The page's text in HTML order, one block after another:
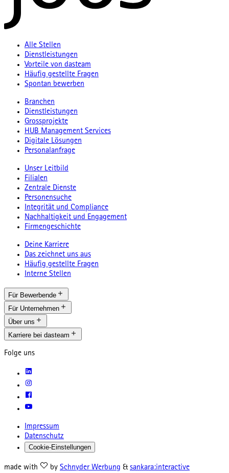
Alle Stellen
Dienstleistungen
Vorteile von dasteam
Häufig gestellte Fragen
Spontan bewerben
Branchen
Dienstleistungen
Grossprojekte
HUB Management Services
Digitale Lösungen
Personalanfrage
Unser Leitbild
Filialen
Zentrale Dienste
Personensuche
Integrität und Compliance
Nachhaltigkeit und Engagement
Firmengeschichte
Deine Karriere
Das zeichnet uns aus
Häufig gestellte Fragen
Interne Stellen
Für Bewerbende
Für Unternehmen
Über uns
Karriere bei dasteam
Folge uns
Impressum
Datenschutz
Cookie-Einstellungen
made with by Schnyder Werbung & sankara:interactive